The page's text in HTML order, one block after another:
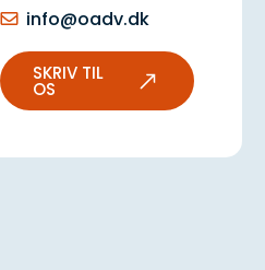
andelsboligforeninger
Boligforeninger:
Sådan får I styr på
info@oadv.dk
SKRIV TIL
OS